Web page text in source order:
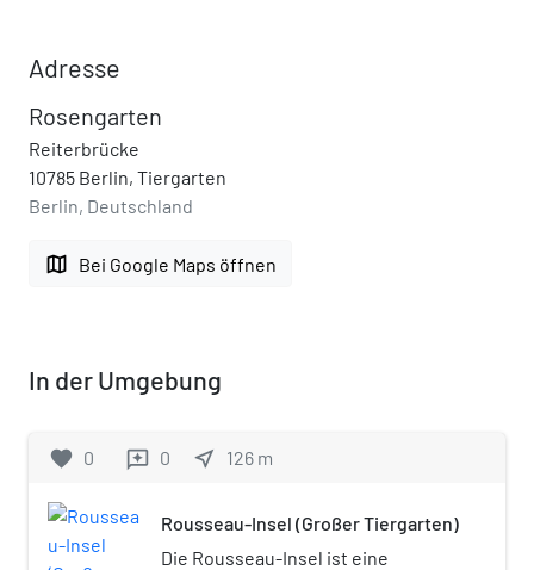
Adresse
Rosengarten
Reiterbrücke
10785 Berlin, Tiergarten
Berlin, Deutschland
map Bei Google Maps öffnen
In der Umgebung
favorite 0 reviews 0 near_me 126 m
Rousseau-Insel (Großer Tiergarten)
Die Rousseau-Insel ist eine